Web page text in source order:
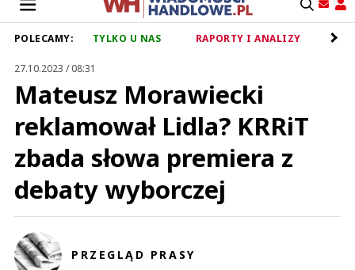
POLECAMY: TYLKO U NAS RAPORTY I ANALIZY
27.10.2023 / 08:31
Mateusz Morawiecki
reklamował Lidla? KRRiT
zbada słowa premiera z
debaty wyborczej
PRZEGLĄD PRASY